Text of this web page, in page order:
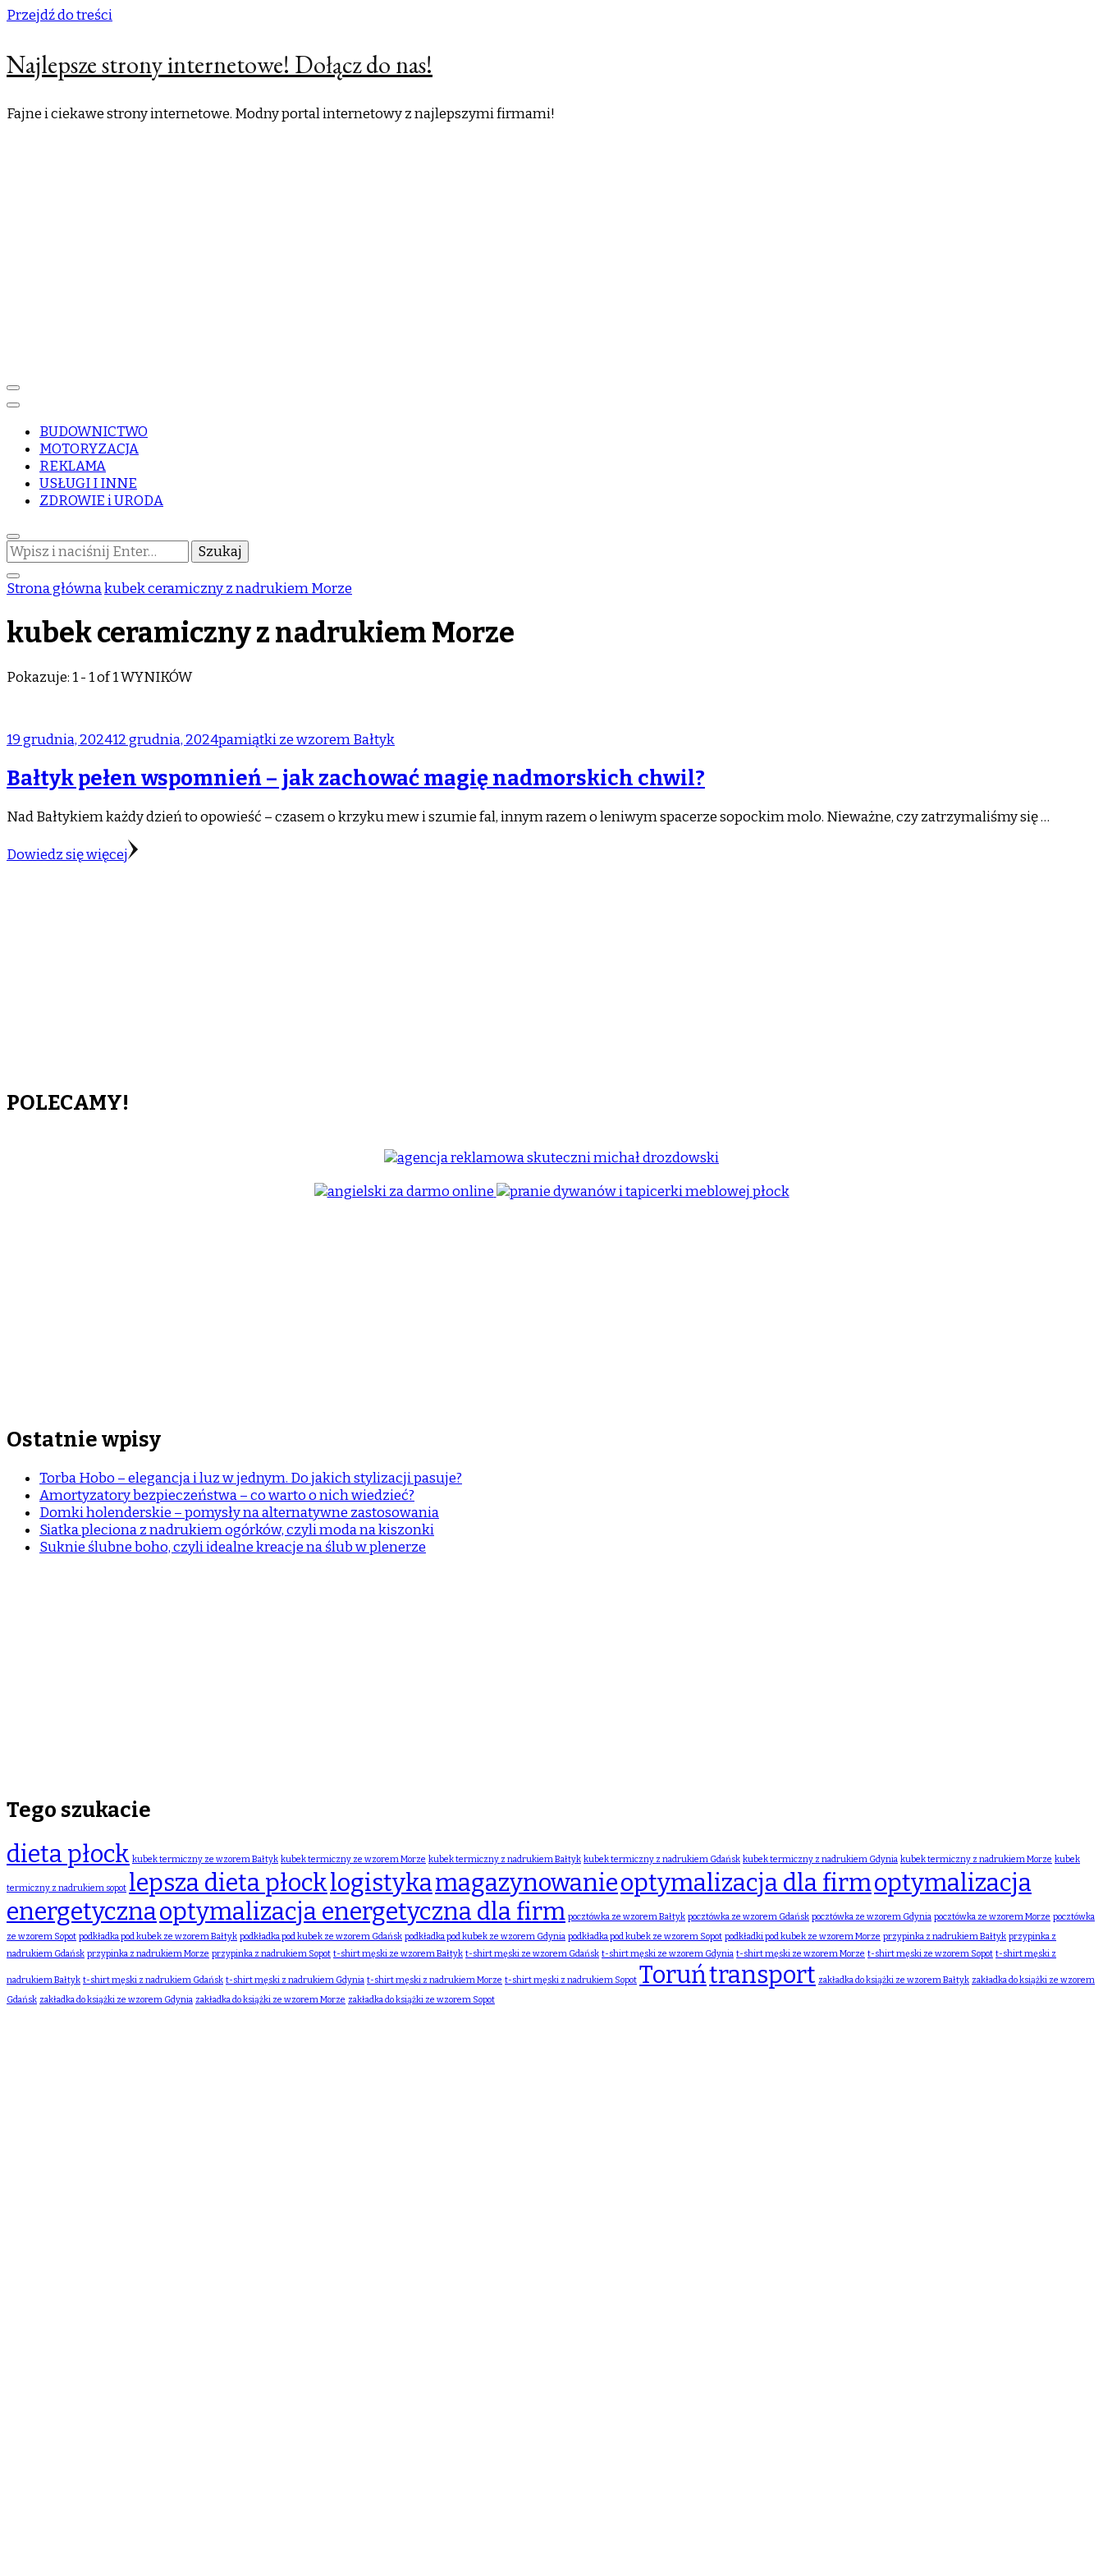
Przejdź do treści
Najlepsze strony internetowe! Dołącz do nas!
Fajne i ciekawe strony internetowe. Modny portal internetowy z najlepszymi firmami!
BUDOWNICTWO
MOTORYZACJA
REKLAMA
USŁUGI I INNE
ZDROWIE i URODA
Szukasz
czegoś?
Strona głównakubek ceramiczny z nadrukiem Morze
kubek ceramiczny z nadrukiem Morze
Pokazuje: 1 - 1 of 1 WYNIKÓW
19 grudnia, 202412 grudnia, 2024pamiątki ze wzorem Bałtyk
Bałtyk pełen wspomnień – jak zachować magię nadmorskich chwil?
Nad Bałtykiem każdy dzień to opowieść – czasem o krzyku mew i szumie fal, innym razem o leniwym spacerze sopockim molo. Nieważne, czy zatrzymaliśmy się …
Dowiedz się więcej
POLECAMY!
Ostatnie wpisy
Torba Hobo – elegancja i luz w jednym. Do jakich stylizacji pasuje?
Amortyzatory bezpieczeństwa – co warto o nich wiedzieć?
Domki holenderskie – pomysły na alternatywne zastosowania
Siatka pleciona z nadrukiem ogórków, czyli moda na kiszonki
Suknie ślubne boho, czyli idealne kreacje na ślub w plenerze
Tego szukacie
dieta płock kubek termiczny ze wzorem Bałtyk kubek termiczny ze wzorem Morze kubek termiczny z nadrukiem Bałtyk kubek termiczny z nadrukiem Gdańsk kubek termiczny z nadrukiem Gdynia kubek termiczny z nadrukiem Morze kubek
termiczny z nadrukiem sopot lepsza dieta płocklogistykamagazynowanieoptymalizacja dla firmoptymalizacja
energetycznaoptymalizacja energetyczna dla firm pocztówka ze wzorem Bałtyk pocztówka ze wzorem Gdańsk pocztówka ze wzorem Gdynia pocztówka ze wzorem Morze pocztówka
ze wzorem Sopot podkładka pod kubek ze wzorem Bałtyk podkładka pod kubek ze wzorem Gdańsk podkładka pod kubek ze wzorem Gdynia podkładka pod kubek ze wzorem Sopot podkładki pod kubek ze wzorem Morze przypinka z nadrukiem Bałtyk przypinka z
nadrukiem Gdańsk przypinka z nadrukiem Morze przypinka z nadrukiem Sopot t-shirt męski ze wzorem Bałtyk t-shirt męski ze wzorem Gdańsk t-shirt męski ze wzorem Gdynia t-shirt męski ze wzorem Morze t-shirt męski ze wzorem Sopot t-shirt męski z
nadrukiem Bałtyk t-shirt męski z nadrukiem Gdańsk t-shirt męski z nadrukiem Gdynia t-shirt męski z nadrukiem Morze t-shirt męski z nadrukiem Sopot Toruńtransport zakładka do książki ze wzorem Bałtyk zakładka do książki ze wzorem
Gdańsk zakładka do książki ze wzorem Gdynia zakładka do książki ze wzorem Morze zakładka do książki ze wzorem Sopot